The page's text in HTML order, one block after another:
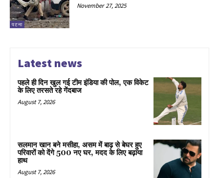
पटना
November 27, 2025
Latest news
पहले ही दिन खुल गई टीम इंडिया की पोल, एक विकेट
के लिए तरसते रहे गेंदबाज
August 7, 2026
सलमान खान बने मसीहा, असम में बाढ़ से बेघर हुए
परिवारों को देंगे 500 नए घर, मदद के लिए बढ़ाया
हाथ
August 7, 2026